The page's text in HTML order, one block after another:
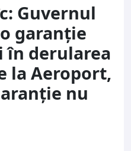
Guvernul
garanție
în derularea
la Aeroport,
nu